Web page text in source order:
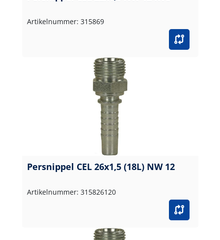
Artikelnummer: 315869
Persnippel CEL 26x1,5 (18L) NW 12
Artikelnummer: 315826120